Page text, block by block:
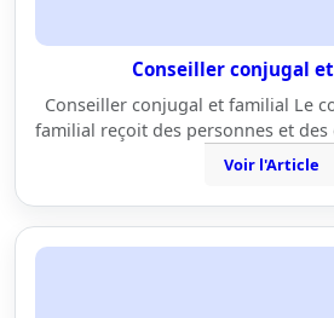
Conseiller conjugal
Conseiller conjugal et familial Le
familial reçoit des personnes et
Voir l'Article